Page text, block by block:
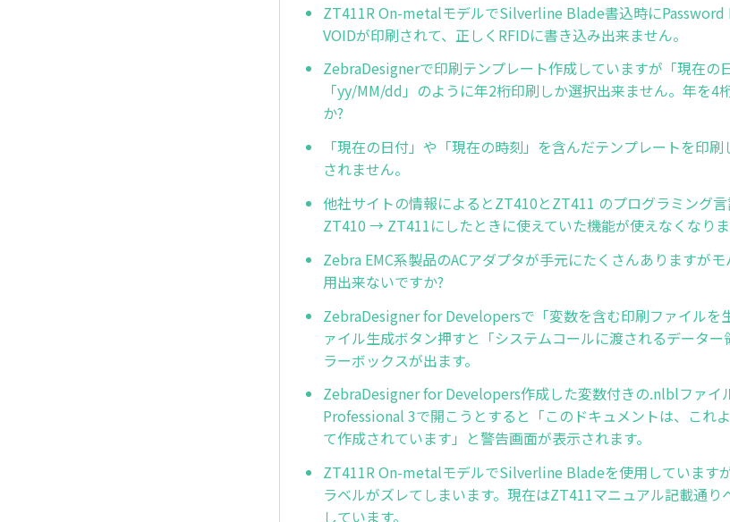
ZT411R On-metalモデルでSilverline Blade書込時に
VOIDが印刷されて、正しくRFIDに書き込み出来ません。
ZebraDesignerで印刷テンプレート作成していますが「現在の
「yy/MM/dd」のように年2桁印刷しか選択出来ません。年を4
か?
「現在の日付」や「現在の時刻」を含んだテンプレートを印
されません。
他社サイトの情報によるとZT410とZT411 のプログラミング言
ZT410 → ZT411にしたときに使えていた機能が使えなくなり
Zebra EMC系製品のACアダプタが手元にたくさんありますが
用出来ないですか?
ZebraDesigner for Developersで「変数を含む印刷ファイルを
ァイル生成ボタン押すと「システムコールに渡されるデータ
ラーボックスが出ます。
ZebraDesigner for Developers作成した変数付きの.nlblファイ
Professional 3で開こうとすると「このドキュメントは、これ
て作成されています」と警告画面が表示されます。
ZT411R On-metalモデルでSilverline Bladeを使用しています
ラベルがズレてしまいます。現在はZT411マニュアル記載通り
しています。